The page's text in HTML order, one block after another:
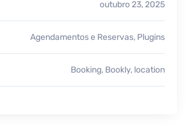
outubro 23, 2025
Agendamentos e Reservas, Plugins
Booking, Bookly, location